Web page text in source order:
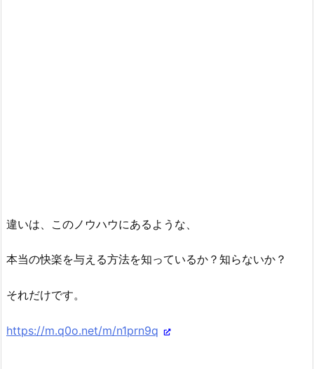
違いは、このノウハウにあるような、
本当の快楽を与える方法を知っているか？知らないか？
それだけです。
https://m.q0o.net/m/n1prn9q